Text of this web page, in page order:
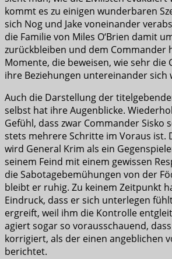
kommt es zu einigen wunderbaren
sich Nog und Jake voneinander
die Familie von Miles O‘Brien damit
zurückbleiben und dem Commander
Momente, die beweisen, wie sehr die
ihre Beziehungen untereinander sich
Auch die Darstellung der
selbst hat ihre Augenblicke.
Gefühl, dass zwar Commander Sisko
stets mehrere Schritte im Voraus ist.
wird General Krim als ein
seinem Feind mit einem gewissen
die Sabotagebemühungen von der
bleibt er ruhig. Zu keinem Zeitpunkt
Eindruck, dass er sich unterlegen
ergreift, weil ihm die Kontrolle
agiert sogar so vorausschauend,
korrigiert, als der einen angeblichen
berichtet.